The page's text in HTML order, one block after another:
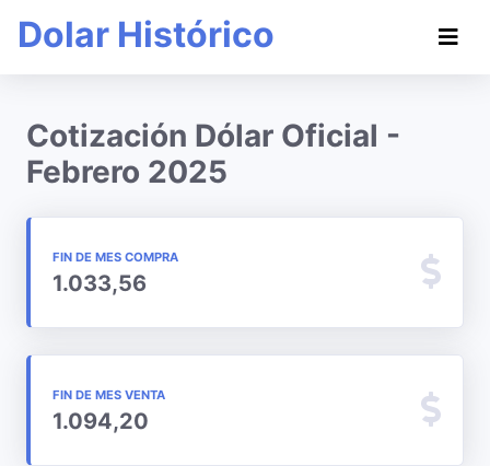
Dolar Histórico
Cotización Dólar Oficial -
Febrero 2025
FIN DE MES COMPRA
1.033,56
FIN DE MES VENTA
1.094,20